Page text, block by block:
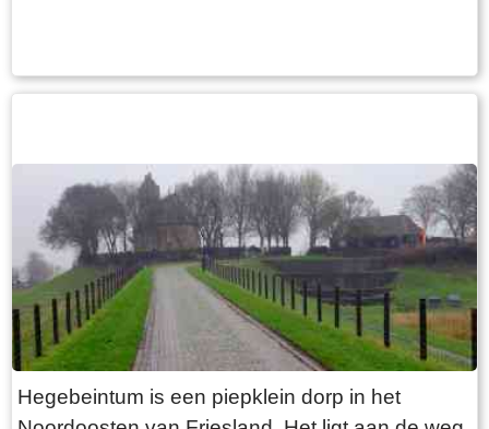
aub”. Het is de moeite waard om het park eens
heeft. Grote brokken zandsteen liggen her en
der verspreid door het park alsof er een enorme
explosie heeft plaatsgevonden. Niets is minder
waar. De laatste bewoner van Jongemastate
was Burgemeester van Slooten. Hij was
burgemeester van de gemeente
Rauwerderhem. Het voormalige gemeentehuis
staat een eindje verderop. Het is moeilijk voor te
stellen maar toen hij verhuisde heeft hij de state
Hegebeintum is een piepklein dorp in het